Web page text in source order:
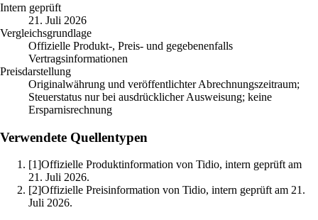
Intern geprüft
21. Juli 2026
Vergleichsgrundlage
Offizielle Produkt-, Preis- und gegebenenfalls
Vertragsinformationen
Preisdarstellung
Originalwährung und veröffentlichter Abrechnungszeitraum;
Steuerstatus nur bei ausdrücklicher Ausweisung; keine
Ersparnisrechnung
Verwendete Quellentypen
[1]Offizielle Produktinformation von Tidio, intern geprüft am
21. Juli 2026.
[2]Offizielle Preisinformation von Tidio, intern geprüft am 21.
Juli 2026.